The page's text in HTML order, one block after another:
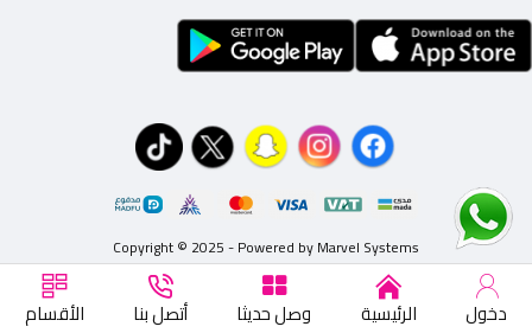
Copyright © 2025 - Powered by Marvel Systems
دخول الرئيسية وصل حديثا أتصل بنا الأقسام